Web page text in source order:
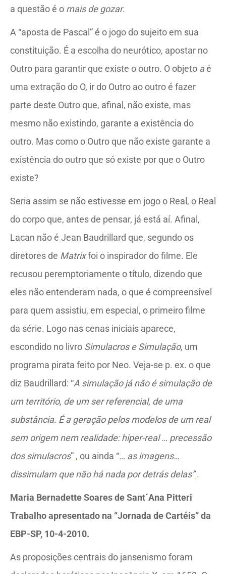
a questão é o mais de gozar.
A “aposta de Pascal” é o jogo do sujeito em sua
constituição. É a escolha do neurótico, apostar no
Outro para garantir que existe o outro. O objeto aé
uma extração do O, ir do Outro ao outro é fazer
parte deste Outro que, afinal, não existe, mas
mesmo não existindo, garante a existência do
outro. Mas como o Outro que não existe garante a
existência do outro que só existe por que o Outro
existe?
Seria assim se não estivesse em jogo o Real, o Real
do corpo que, antes de pensar, já está aí. Afinal,
Lacan não é Jean Baudrillard que, segundo os
diretores de Matrixfoi o inspirador do filme. Ele
recusou peremptoriamente o título, dizendo que
eles não entenderam nada, o que é compreensível
para quem assistiu, em especial, o primeiro filme
da série. Logo nas cenas iniciais aparece,
escondido no livro Simulacros e Simulação, um
programa pirata feito por Neo. Veja-se p. ex. o que
diz Baudrillard: “A simulação já não é simulação de
um território, de um ser referencial, de uma
substância. É a geração pelos modelos de um real
sem origem nem realidade: hiper-real … precessão
dos simulacros” , ou ainda “… as imagens…
dissimulam que não há nada por detrás delas” .
Maria Bernadette Soares de Sant´Ana Pitteri
Trabalho apresentado na “Jornada de Cartéis” da
EBP-SP, 10-4-2010.
As proposições centrais do jansenismo foram